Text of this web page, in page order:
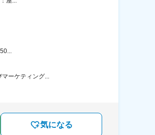
ーケティング...
気になる